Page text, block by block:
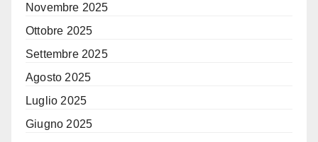
Novembre 2025
Ottobre 2025
Settembre 2025
Agosto 2025
Luglio 2025
Giugno 2025